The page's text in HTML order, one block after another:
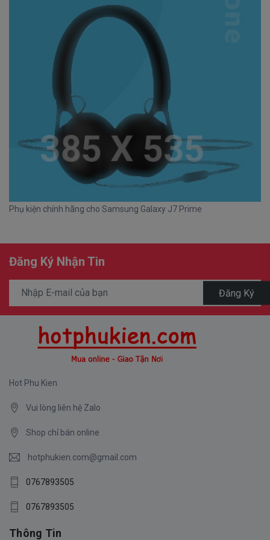
Phụ kiện chính hãng cho Samsung Galaxy J7 Prime
Đăng Ký Nhận Tin
Đăng Ký
Hot Phu Kien
Vui lòng liên hệ Zalo
Shop chỉ bán online
hotphukien.com@gmail.com
0767893505
0767893505
Thông Tin